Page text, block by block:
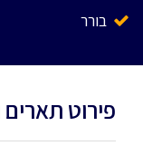
בורר
פירוט